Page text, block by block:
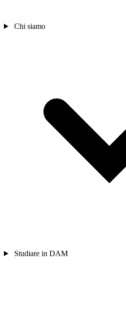
Chi siamo
Studiare in DAM